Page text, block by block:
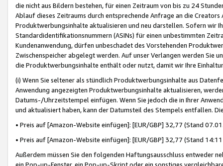
die nicht aus Bildern bestehen, für einen Zeitraum von bis zu 24
Ablauf dieses Zeitraums durch entsprechende Anfrage an die
Produktwerbungsinhalte aktualisieren und neu darstellen. Sofern wir
Standardidentifikationsnummern (ASINs) für einen unbestimmten
Kundenanwendung, dürfen unbeschadet des Vorstehenden
Zwischenspeicher abgelegt werden. Auf unser Verlangen werden Sie
die Produktwerbungsinhalte enthält oder nutzt, damit wir Ihre
(i) Wenn Sie seltener als stündlich Produktwerbungsinhalte aus
Anwendung angezeigten Produktwerbungsinhalte aktualisieren,
Datums-/Uhrzeitstempel einfügen. Wenn Sie jedoch die in Ihrer
und aktualisiert haben, kann der Datumsteil des Stempels entfallen.
• Preis auf [Amazon-Website einfügen]: [EUR/GBP] 32,77 (Stand
• Preis auf [Amazon-Website einfügen]: [EUR/GBP] 32,77 (Stand
Außerdem müssen Sie den folgenden Haftungsausschluss entweder
ein Pop-up-Fenster, ein Pop-up-Skript oder ein sonstiges